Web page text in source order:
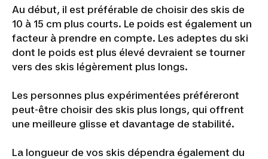
Au début, il est préférable de choisir des skis de
10 à 15 cm plus courts. Le poids est également un
facteur à prendre en compte. Les adeptes du ski
dont le poids est plus élevé devraient se tourner
vers des skis légèrement plus longs.
Les personnes plus expérimentées préféreront
peut-être choisir des skis plus longs, qui offrent
une meilleure glisse et davantage de stabilité.
La longueur de vos skis dépendra également du